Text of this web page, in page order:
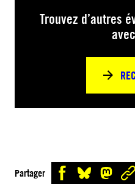
Trouvez d’autres
Partager